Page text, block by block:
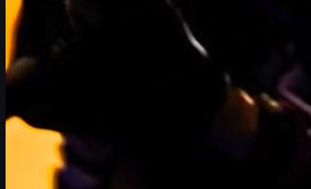
Bài viết này sẽ không cố gắng "dự đoán ngày ra mắt", mà tập
trung phân tích
nếu Half-Life 3 xuất hiện, và
CS2 – cùng cộng đồng skin trader – sẽ bị ảnh hưởng ra sao.
Half-Life 3 và làn sóng cosmetics mới trong CS2
Có một điều gần như chắc chắn: nếu Half-Life 3 thật sự ra mắt,
Valve sẽ tận dụng cơ hội để
trong CS2.
Lịch sử đã cho thấy điều này với Half-Life: Alyx.
Bài học từ Half-Life: Alyx trên CS:GO/CS2